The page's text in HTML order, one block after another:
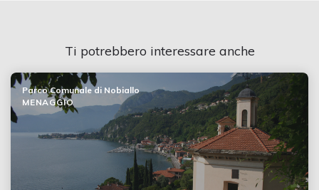
Ti potrebbero interessare anche
Parco Comunale di Nobiallo
MENAGGIO